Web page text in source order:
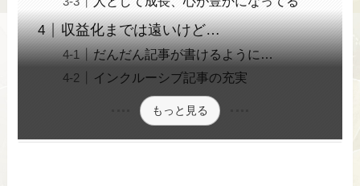
収益化までは遠いけど…
だんだん記事が書けるように…
インクルーシブ記事の充実
もっと見る